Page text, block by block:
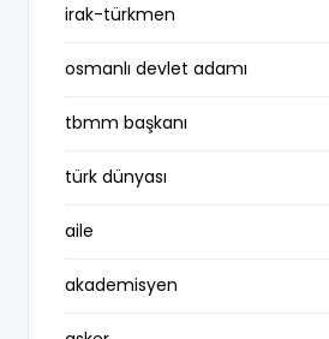
irak-türkmen
osmanlı devlet adamı
tbmm başkanı
türk dünyası
aile
akademisyen